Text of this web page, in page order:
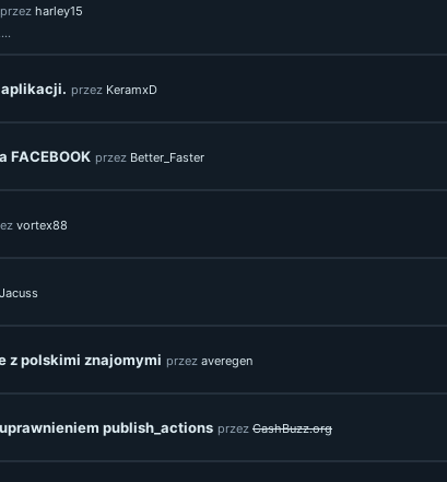
przez harley15
aplikacji. przez KeramxD
FACEBOOK przez Better_Faster
vortex88
Jacuss
z polskimi znajomymi przez averegen
publish_actions przez CashBuzz.org